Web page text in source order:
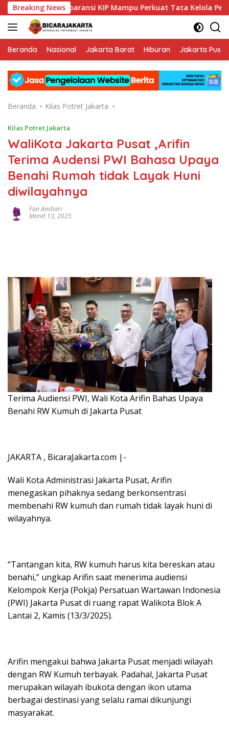
Langsung
ke
konten
Breaking News
Transparansi KIP Mampu Perkuat Tata Kelola
Beranda Nasional Jakarta Barat Hiburan Jakarta Pusat
Beranda Kilas Potret Jakarta
Kilas Potret Jakarta
WaliKota Jakarta Pusat ,Arifin
Terima Audensi PWI Bahasa Upaya
Benahi Rumah tidak Layak Huni
diwilayahnya
Fan Anshari
Maret 13, 2025
Terima Audiensi PWI, Wali Kota Arifin Bahas Upaya
Benahi RW Kumuh di Jakarta Pusat
JAKARTA , BicaraJakarta.com |-
Wali Kota Administrasi Jakarta Pusat, Arifin
menegaskan pihaknya sedang berkonsentrasi
membenahi RW kumuh dan rumah tidak layak huni di
wilayahnya.
“Tantangan kita, RW kumuh harus kita bereskan atau
benahi,” ungkap Arifin saat menerima audiensi
Kelompok Kerja (Pokja) Persatuan Wartawan Indonesia
(PWI) Jakarta Pusat di ruang rapat Walikota Blok A
Lantai 2, Kamis (13/3/2025).
Arifin mengakui bahwa Jakarta Pusat menjadi wilayah
dengan RW Kumuh terbayak. Padahal, Jakarta Pusat
merupakan wilayah ibukota dengan ikon utama
berbagai destinasi yang selalu ramai dikunjungi
masyarakat.